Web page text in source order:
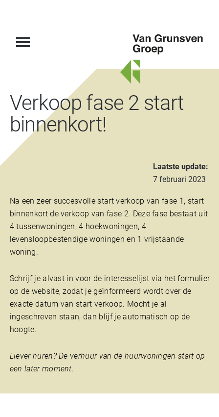
Grunsven
Groep
Verkoop fase 2 start
binnenkort!
Laatste update:
7 februari 2023
Na een zeer succesvolle start verkoop van fase 1, start
binnenkort de verkoop van fase 2. Deze fase bestaat uit
4 tussenwoningen, 4 hoekwoningen, 4
levensloopbestendige woningen en 1 vrijstaande
woning.
Schrijf je alvast in voor de interesselijst via het formulier
op de website, zodat je geïnformeerd wordt over de
exacte datum van start verkoop. Mocht je al
ingeschreven staan, dan blijf je automatisch op de
hoogte.
Liever huren? De verhuur van de huurwoningen start op
een later moment.